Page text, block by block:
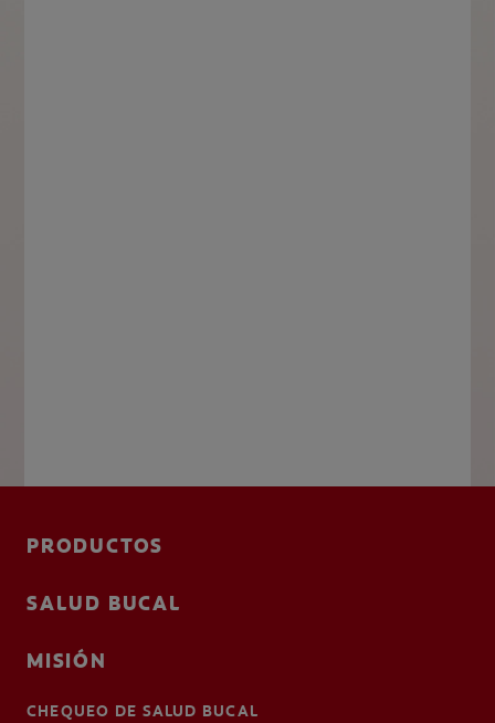
PRODUCTOS
SALUD BUCAL
MISIÓN
CHEQUEO DE SALUD BUCAL